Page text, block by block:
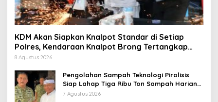
KDM Akan Siapkan Knalpot Standar di Setiap
Polres, Kendaraan Knalpot Brong Tertangkap
Langsung Ganti
8 Agustus 2026
Pengolahan Sampah Teknologi Pirolisis
Siap Lahap Tiga Ribu Ton Sampah Harian
Jawa Barat
7 Agustus 2026